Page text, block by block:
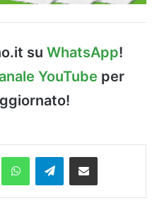
su WhatsApp!
YouTube per
WhatsAppTelegramCondividi via Email